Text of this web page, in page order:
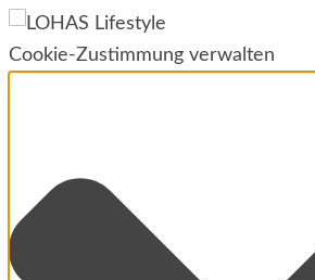
Cookie-Zustimmung verwalten